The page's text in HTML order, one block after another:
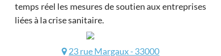
temps réel les mesures de soutien aux entreprises
liées à la crise sanitaire.
23 rue Margaux - 33000